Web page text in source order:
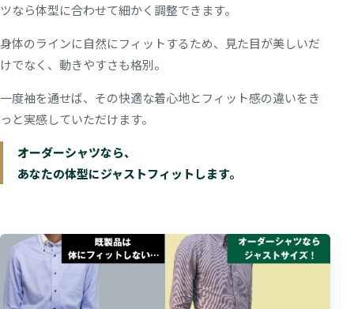
ツなら体型に合わせて細かく調整できます。
身体のラインに自然にフィットするため、見た目が美しいだ
けでなく、動きやすさも格別。
一度袖を通せば、その快適な着心地とフィット感の違いをき
っと実感していただけます。
オーダーシャツなら、
あなたの体型にジャストフィットします。